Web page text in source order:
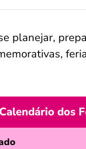
planejar,
Calendário dos